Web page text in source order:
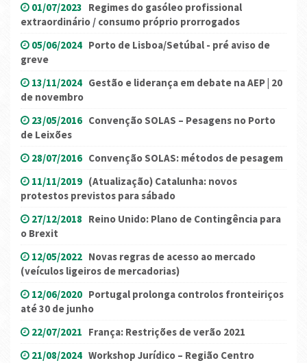
01/07/2023 Regimes do gasóleo profissional
extraordinário / consumo próprio prorrogados
05/06/2024 Porto de Lisboa/Setúbal - pré aviso de
greve
13/11/2024 Gestão e liderança em debate na AEP | 20
de novembro
23/05/2016 Convenção SOLAS – Pesagens no Porto
de Leixões
28/07/2016 Convenção SOLAS: métodos de pesagem
11/11/2019 (Atualização) Catalunha: novos
protestos previstos para sábado
27/12/2018 Reino Unido: Plano de Contingência para
o Brexit
12/05/2022 Novas regras de acesso ao mercado
(veículos ligeiros de mercadorias)
12/06/2020 Portugal prolonga controlos fronteiriços
até 30 de junho
22/07/2021 França: Restrições de verão 2021
21/08/2024 Workshop Jurídico – Região Centro